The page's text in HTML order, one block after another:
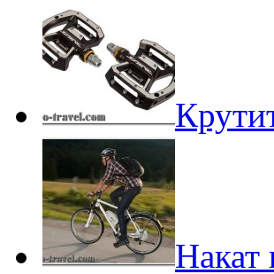
Накат